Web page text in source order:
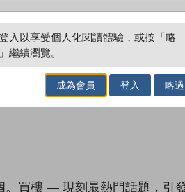
試閲 加入閱讀紀錄
加入／閱讀電子書 借
。買樓 — 現刻最熱門話題，
入以享受個人化閱讀體驗，或按「略
繼續瀏覽。
成為會員 登入 略過